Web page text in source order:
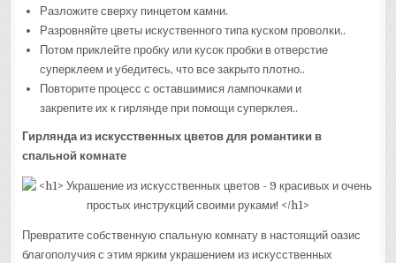
Разложите сверху пинцетом камни.
Разровняйте цветы искуственного типа куском проволки..
Потом приклейте пробку или кусок пробки в отверстие
суперклеем и убедитесь, что все закрыто плотно..
Повторите процесс с оставшимися лампочками и
закрепите их к гирлянде при помощи суперклея..
Гирлянда из искусственных цветов для романтики в
спальной комнате
Превратите собственную спальную комнату в настоящий оазис
благополучия с этим ярким украшением из искусственных